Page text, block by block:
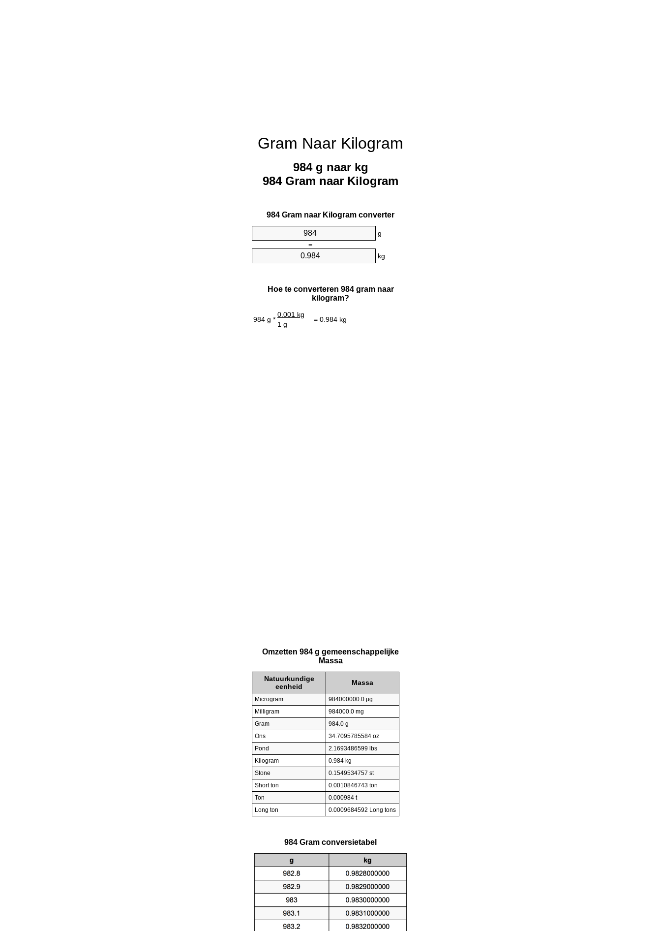
Gram Naar Kilogram
984 g naar kg
984 Gram naar Kilogram
984 Gram naar Kilogram converter
g
=
kg
Hoe te converteren 984 gram naar
kilogram?
984 g *
0.001 kg
= 0.984 kg
1 g
Omzetten 984 g gemeenschappelijke
Massa
Natuurkundige
eenheid
Massa
Microgram
984000000.0 µg
Milligram
984000.0 mg
Gram
984.0 g
Ons
34.7095785584 oz
Pond
2.1693486599 lbs
Kilogram
0.984 kg
Stone
0.1549534757 st
Short ton
0.0010846743 ton
Ton
0.000984 t
Long ton
0.0009684592 Long tons
984 Gram conversietabel